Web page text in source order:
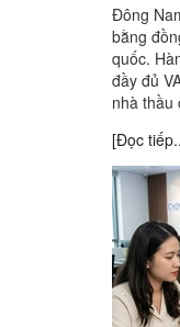
Đông
bằng
quốc.
đầy đủ
nhà thầu
[Đọc